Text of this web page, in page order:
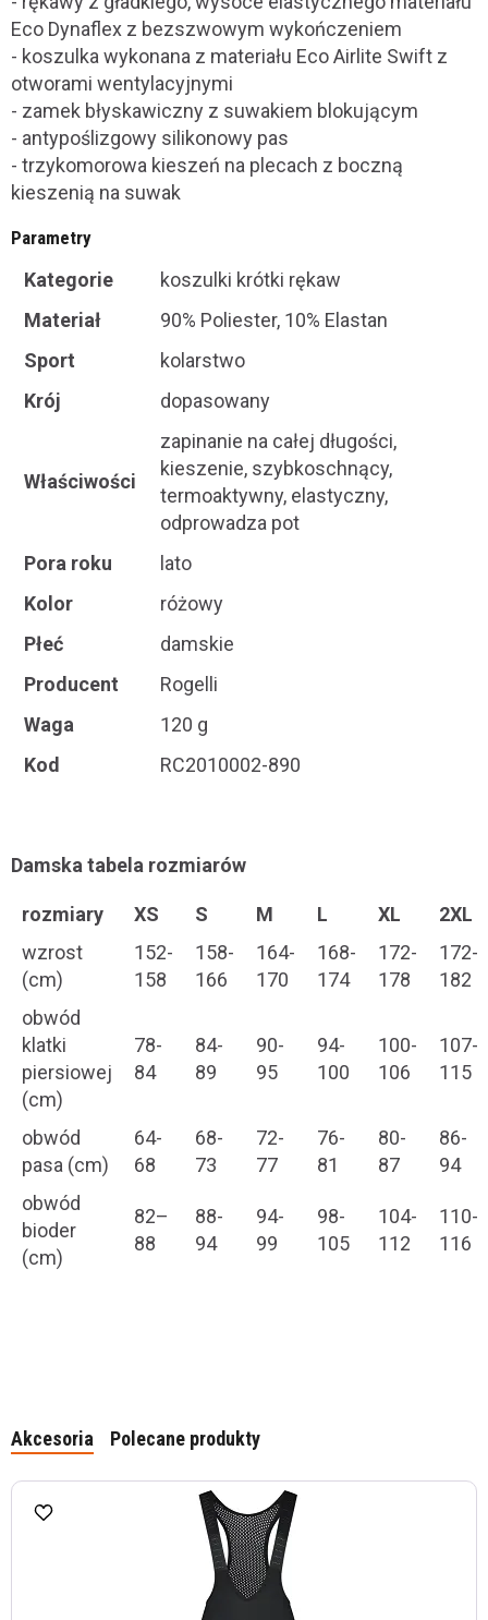
Eco Dynaflex z bezszwowym wykończeniem
- koszulka wykonana z materiału Eco Airlite Swift z
otworami wentylacyjnymi
- zamek błyskawiczny z suwakiem blokującym
- antypoślizgowy silikonowy pas
- trzykomorowa kieszeń na plecach z boczną
kieszenią na suwak
Parametry
Kategorie
koszulki krótki rękaw
Materiał
90% Poliester, 10% Elastan
Sport
kolarstwo
Krój
dopasowany
Właściwości
zapinanie na całej długości,
kieszenie, szybkoschnący,
termoaktywny, elastyczny,
odprowadza pot
Pora roku
lato
Kolor
różowy
Płeć
damskie
Producent
Rogelli
Waga
120 g
Kod
RC2010002-890
Damska tabela rozmiarów
rozmiary XS S M L XL
2XL
wzrost
(cm)
152-
158
158-
166
164-
170
168-
174
172-
178
172-
182
obwód
klatki
piersiowej
(cm)
78-
84
84-
89
90-
95
94-
100
100-
106
107-
115
obwód
pasa (cm)
64-
68
68-
73
72-
77
76-
81
80-
87
86-
94
obwód
bioder
(cm)
82–
88
88-
94
94-
99
98-
105
104-
112
110-
116
Akcesoria Polecane produkty